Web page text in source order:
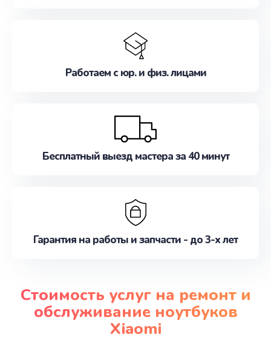
Работаем с юр. и физ. лицами
Бесплатный выезд мастера за 40 минут
Гарантия на работы и запчасти - до 3-х лет
Стоимость услуг на ремонт и
обслуживание ноутбуков
Xiaomi